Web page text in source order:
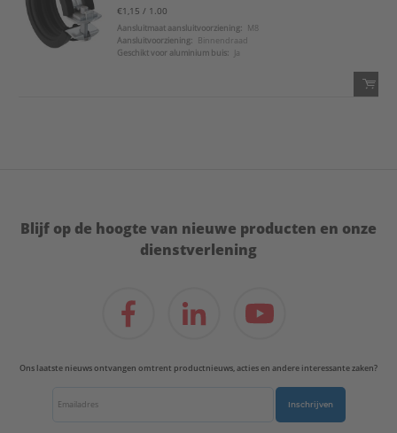
Voeg toe aan favorietenlijst
€1,15 / 1.00
Aansluitmaat aansluitvoorziening:
M8
Aansluitvoorziening:
Binnendraad
Geschikt voor aluminium buis:
Ja
Blijf op de hoogte van nieuwe producten en onze
dienstverlening
Ons laatste nieuws ontvangen omtrent productnieuws, acties en andere interessante zaken?
Inschrijven